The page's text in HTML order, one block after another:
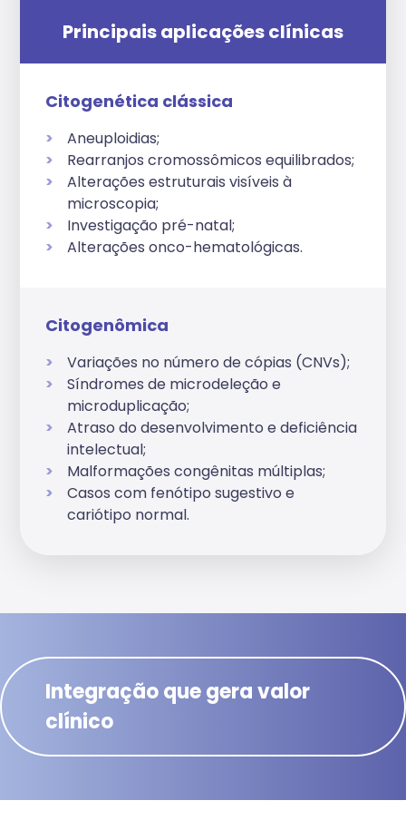
Principais aplicações clínicas
Citogenética clássica
Aneuploidias;
Rearranjos cromossômicos equilibrados;
Alterações estruturais visíveis à
microscopia;
Investigação pré-natal;
Alterações onco-hematológicas.
Citogenômica
Variações no número de cópias (CNVs);
Síndromes de microdeleção e
microduplicação;
Atraso do desenvolvimento e deficiência
intelectual;
Malformações congênitas múltiplas;
Casos com fenótipo sugestivo e
cariótipo normal.
Integração que gera valor
clínico